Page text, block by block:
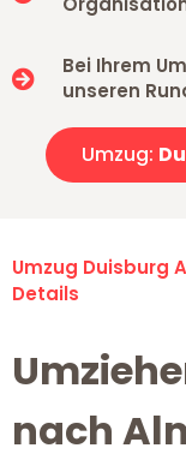
Bei Ihrem
unseren
Umzug:
Umzug Duisburg
Details
nach